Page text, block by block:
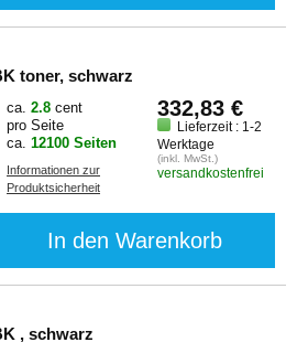
toner, schwarz
ca. 2.8 cent
pro Seite
ca. 12100 Seiten
Informationen zur
Produktsicherheit
332,83 €
Lieferzeit : 1-2
Werktage
(inkl. MwSt.)
versandkostenfrei
In den Warenkorb
, schwarz